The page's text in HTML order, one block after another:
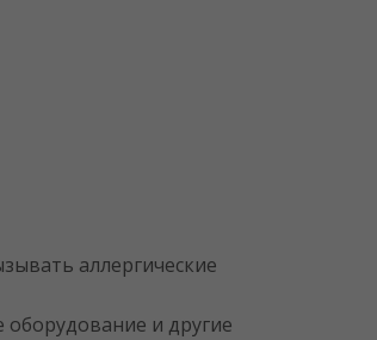
аллергические
и другие